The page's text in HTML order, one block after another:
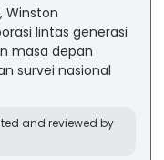
Winston
lintas generasi
masa depan
survei nasional
and reviewed by